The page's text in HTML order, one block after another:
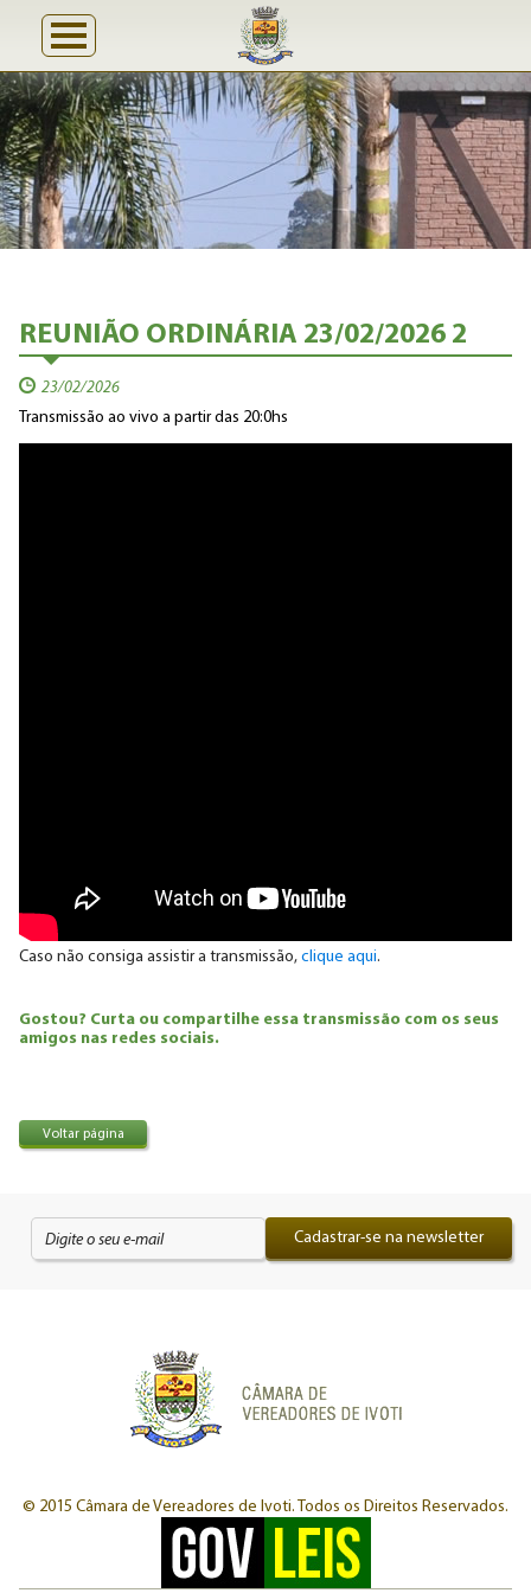
REUNIÃO ORDINÁRIA 23/02/2026 2
23/02/2026
Transmissão ao vivo a partir das 20:0hs
Caso não consiga assistir a transmissão, clique aqui.
Gostou? Curta ou compartilhe essa transmissão com os seus
amigos nas redes sociais.
Voltar página
Cadastrar-se na newsletter
© 2015 Câmara de Vereadores de Ivoti. Todos os Direitos Reservados.